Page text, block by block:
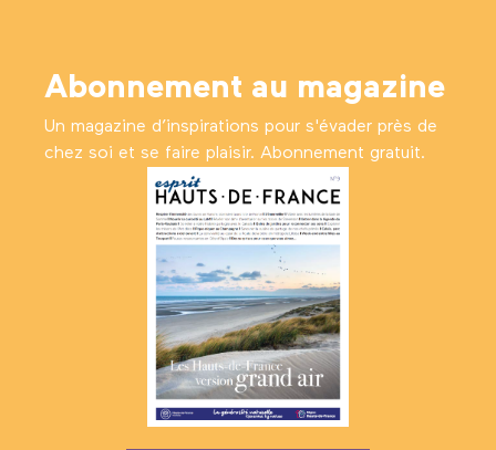
Abonnement au magazine
Un magazine d’inspirations pour s'évader près de
chez soi et se faire plaisir. Abonnement gratuit.